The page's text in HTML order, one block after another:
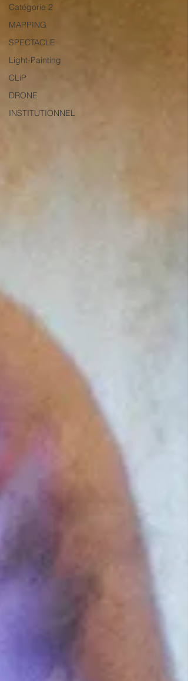
Catégorie 2
MAPPING
SPECTACLE
Light-Painting
CLiP
DRONE
INSTITUTIONNEL